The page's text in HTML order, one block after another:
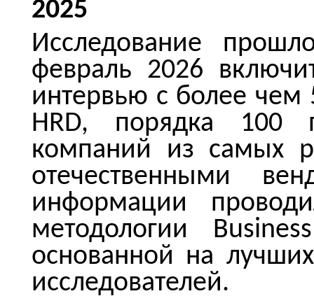
2025
Исследование
февраль 2026
интервью с более
HRD, порядка 100
компаний из самых
отечественными
информации
методологии
основанной на
исследователей.